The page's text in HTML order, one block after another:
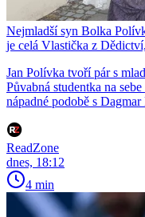
Nejmladší syn Bolka
je celá Vlastička z
Jan Polívka tvoří pár s
Půvabná studentka na
nápadné podobě s
ReadZone
dnes, 18:12
4 min